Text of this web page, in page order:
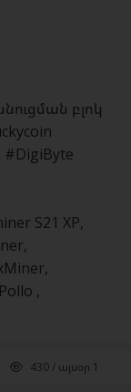
բլոկ
#DigiByte
S21 XP,
,
430 / այսօր 1